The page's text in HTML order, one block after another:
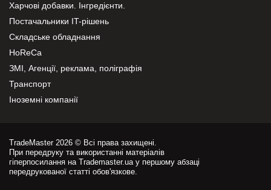
Харчові добавки. Інгредієнти.
Постачальники IT-рішень
Складське обладнання
HoReCa
ЗМІ, Агенції, реклама, поліграфія
Транспорт
Іноземні компанії
TradeMaster 2026 © Всі права захищені.
При передруку та використанні матеріалів
гіперпосилання на Trademaster.ua у першому абзаці
передрукованої статті обов'язкове.